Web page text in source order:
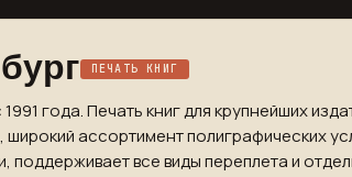
ПЕЧАТЬ КНИГ
года. Печать книг для крупнейших
ассортимент полиграфических
все виды переплета и